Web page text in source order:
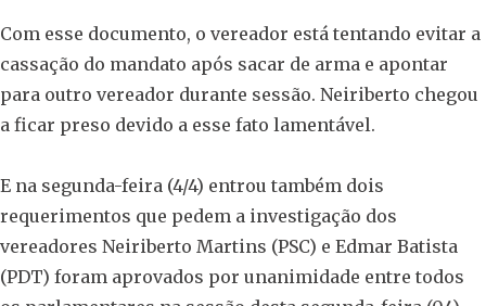
Com esse documento, o vereador está tentando evitar a
cassação do mandato após sacar de arma e apontar
para outro vereador durante sessão. Neiriberto chegou
a ficar preso devido a esse fato lamentável.
E na segunda-feira (4/4) entrou também dois
requerimentos que pedem a investigação dos
vereadores Neiriberto Martins (PSC) e Edmar Batista
(PDT) foram aprovados por unanimidade entre todos